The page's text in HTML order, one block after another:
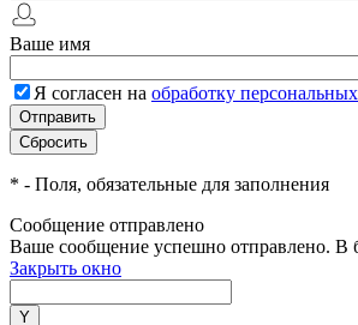
Ваше имя
Я согласен на обработку
* - Поля, обязательные для заполнения
Сообщение отправлено
Ваше сообщение успешно отправлено. В
Закрыть окно